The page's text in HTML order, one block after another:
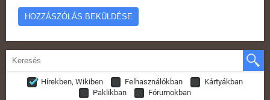
Hírekben, Wikiben Felhasználókban
Kártyákban
Paklikban
Fórumokban